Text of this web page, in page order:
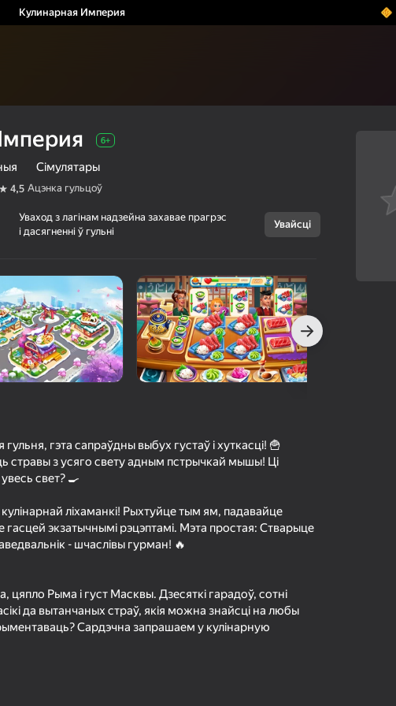
Кулинарная Империя
Империя
backdafackup
Казуальныя
Сімулятары
Яндэкс Гульняў
гульцоў
Гуляць
Больш падрабязна аб гульні
6+
Сімулятары
4,5 Ацэнка гульцоў
Уваход з лагінам надзейна захавае прагрэс
і дасягненні ў гульні
Увайсці
гэта сапраўдны выбух густаў і хуткасці! 🍟
стравы з усяго свету адным пстрычкай мышы! Ці
свет? 🍳
ліхаманкі! Рыхтуйце тым ям, падавайце
гасцей экзатычнымі рэцэптамі. Мэта простая: Стварыце
- шчаслівы гурман! 🔥
Рыма і густ Масквы. Дзесяткі гарадоў, сотні
да вытанчаных страў, якія можна знайсці на любы
Сардэчна запрашаем у кулінарную